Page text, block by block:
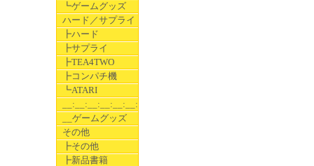
┗ゲームグッズ
ハード／サプライ
┣ハード
┣サプライ
┣TEA4TWO
┣コンパチ機
┗ATARI
__:__:__:__:__:__:__
__ゲームグッズ
その他
┣その他
┣新品書籍